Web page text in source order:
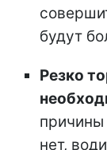
будут
Резко
причины
нет,